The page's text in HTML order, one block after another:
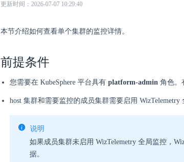
更新时间：2026-07-07 10:29:40
本节介绍如何查看单个集群的监控详情。
前提条件
您需要在 KubeSphere 平台具有 platform-admin 角色。
host 集群和需要监控的成员集群需要启用 WizTelemetry
说明
如果成员集群未启用 WizTelemetry 全局监控，
据。